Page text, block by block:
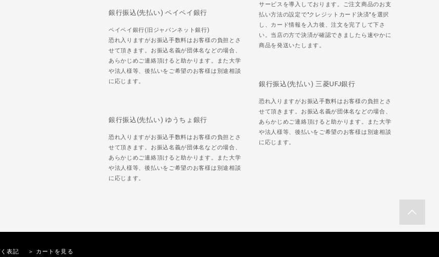
サービスを導入しております。ご注文商品のお支
払い方法の設定で"クレジットカード決済"を選択
し、カード情報を入力後、注文を完了して下さ
い。当店の方で決済が確認できましたら速やかに
商品を発送いたします。
銀行振込(先払い) ペイペイ銀行
ペイペイ銀行(旧ジャパンネット銀行)
恐れ入りますがお振込手数料はお客様の負担とさ
せて頂きます。お振込名義が団体名などの場合、
あらかじめご連絡頂けると助かります。また大学
や法人様等、後払いをご希望のお客様は別途相談
に応じます。
銀行振込(先払い) 三菱UFJ銀行
恐れ入りますがお振込手数料はお客様の負担とさ
せて頂きます。お振込名義が団体名などの場合、
あらかじめご連絡頂けると助かります。また大学
や法人様等、後払いをご希望のお客様は別途相談
に応じます。
銀行振込(先払い) ゆうちょ銀行
恐れ入りますがお振込手数料はお客様の負担とさ
せて頂きます。お振込名義が団体名などの場合、
あらかじめご連絡頂けると助かります。また大学
や法人様等、後払いをご希望のお客様は別途相談
に応じます。
表記 ＞ カートを見る